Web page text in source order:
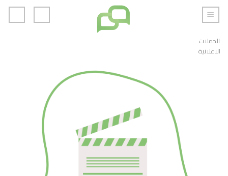
تخطي
للمحتوى
الحملات
الاعلانية